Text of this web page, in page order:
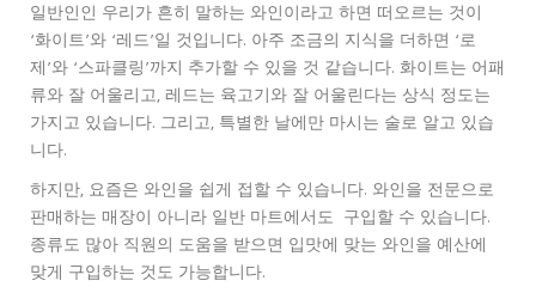
일반인인 우리가 흔히 말하는 와인이라고 하면 떠오르는 것이
‘화이트’와 ‘레드’일 것입니다. 아주 조금의 지식을 더하면 ‘로
제’와 ‘스파클링’까지 추가할 수 있을 것 같습니다. 화이트는 어패
류와 잘 어울리고, 레드는 육고기와 잘 어울린다는 상식 정도는
가지고 있습니다. 그리고, 특별한 날에만 마시는 술로 알고 있습
니다.
하지만, 요즘은 와인을 쉽게 접할 수 있습니다. 와인을 전문으로
판매하는 매장이 아니라 일반 마트에서도 구입할 수 있습니다.
종류도 많아 직원의 도움을 받으면 입맛에 맞는 와인을 예산에
맞게 구입하는 것도 가능합니다.